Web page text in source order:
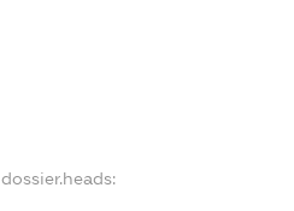
dossier.heads: